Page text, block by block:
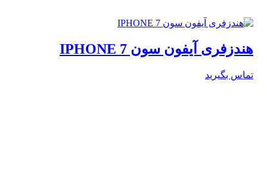
هندزفری آیفون سون IPHONE 7
تماس بگیرید